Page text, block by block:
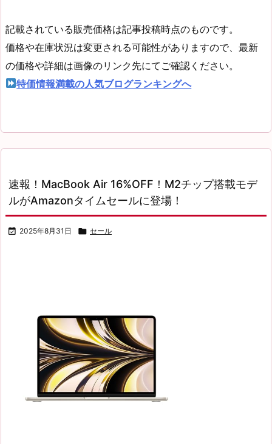
記載されている販売価格は記事投稿時点のものです。
価格や在庫状況は変更される可能性がありますので、最新
の価格や詳細は画像のリンク先にてご確認ください。
特価情報満載の人気ブログランキングへ
速報！MacBook Air 16%OFF！M2チップ搭載モデ
ルがAmazonタイムセールに登場！
 2025年8月31日  セール